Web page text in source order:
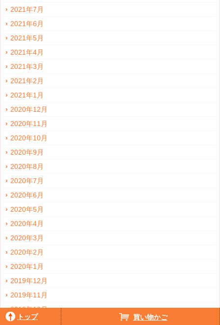
2021年7月
2021年6月
2021年5月
2021年4月
2021年3月
2021年2月
2021年1月
2020年12月
2020年11月
2020年10月
2020年9月
2020年8月
2020年7月
2020年6月
2020年5月
2020年4月
2020年3月
2020年2月
2020年1月
2019年12月
2019年11月
2019年10月
トップ 買い物かご